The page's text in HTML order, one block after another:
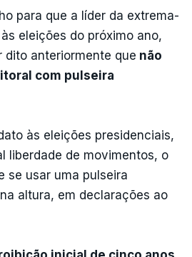
para que a líder da extrema-
eleições do próximo ano,
dito anteriormente que não
com pulseira
às eleições presidenciais,
liberdade de movimentos, o
se usar uma pulseira
altura, em declarações ao